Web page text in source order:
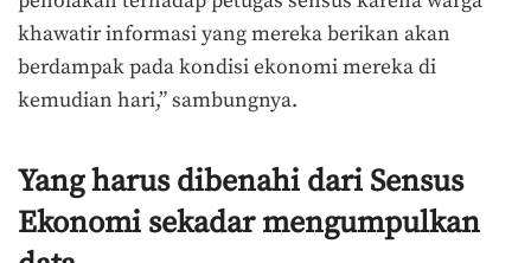
khawatir informasi yang mereka berikan akan
berdampak pada kondisi ekonomi mereka di
kemudian hari,” sambungnya.
Yang harus dibenahi dari Sensus
Ekonomi sekadar mengumpulkan